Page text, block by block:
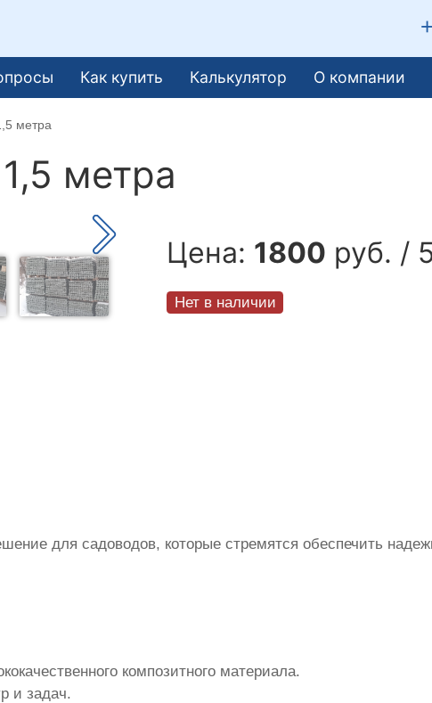
Как купить Калькулятор О компании
метра
метра
Цена: 1800 руб. /
Нет в наличии
для садоводов, которые стремятся обеспечить
композитного материала.
и задач.